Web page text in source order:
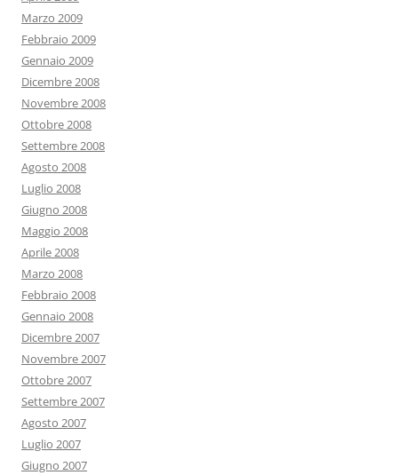
Marzo 2009
Febbraio 2009
Gennaio 2009
Dicembre 2008
Novembre 2008
Ottobre 2008
Settembre 2008
Agosto 2008
Luglio 2008
Giugno 2008
Maggio 2008
Aprile 2008
Marzo 2008
Febbraio 2008
Gennaio 2008
Dicembre 2007
Novembre 2007
Ottobre 2007
Settembre 2007
Agosto 2007
Luglio 2007
Giugno 2007